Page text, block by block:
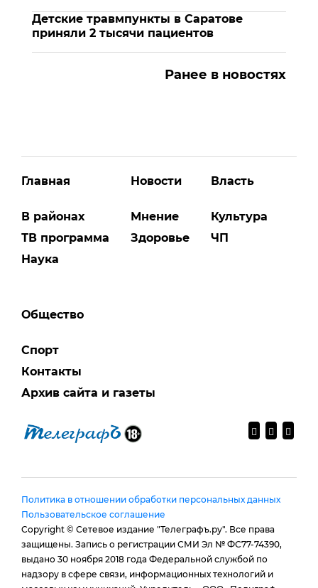
Детские травмпункты в Саратове
приняли 2 тысячи пациентов
Ранее в новостях
Главная
В районах
ТВ программа
Наука
Новости
Мнение
Здоровье
Власть
Культура
ЧП
Общество
Спорт
Контакты
Архив сайта и газеты
Политика в отношении обработки персональных данных
Пользовательское соглашение
Copyright © Сетевое издание "Телеграфъ.ру". Все права
защищены. Запись о регистрации СМИ Эл № ФС77-74390,
выдано 30 ноября 2018 года Федеральной службой по
надзору в сфере связи, информационных технологий и